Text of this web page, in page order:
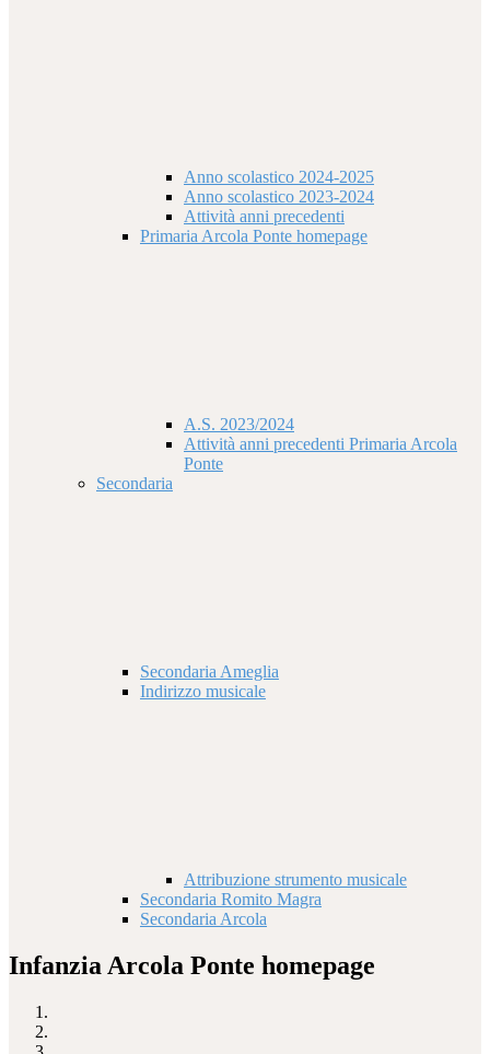
Anno scolastico 2024-2025
Anno scolastico 2023-2024
Attività anni precedenti
Primaria Arcola Ponte homepage
A.S. 2023/2024
Attività anni precedenti Primaria Arcola
Ponte
Secondaria
Secondaria Ameglia
Indirizzo musicale
Attribuzione strumento musicale
Secondaria Romito Magra
Secondaria Arcola
Infanzia Arcola Ponte homepage